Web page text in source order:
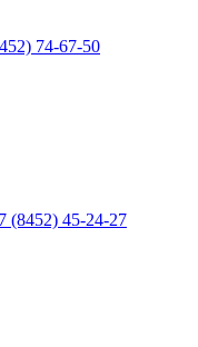
74-67-50
(8452) 45-24-27